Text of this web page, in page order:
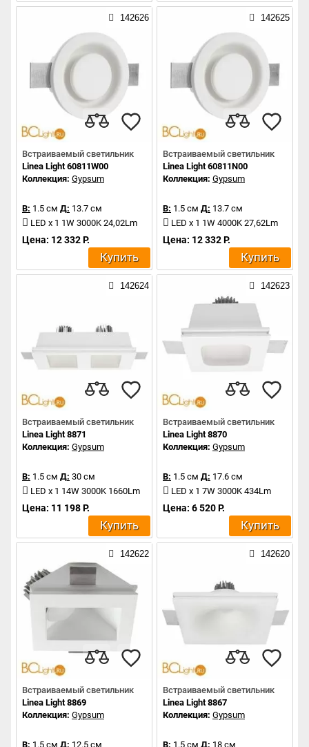
142626
Встраиваемый светильник
Linea Light 60811W00
Коллекция: Gypsum
В: 1.5 см Д: 13.7 см
LED x 1 1W 3000K 24,02Lm
Цена: 12 332 Р.
Купить
142625
Встраиваемый светильник
Linea Light 60811N00
Коллекция: Gypsum
В: 1.5 см Д: 13.7 см
LED x 1 1W 4000K 27,62Lm
Цена: 12 332 Р.
Купить
142624
Встраиваемый светильник
Linea Light 8871
Коллекция: Gypsum
В: 1.5 см Д: 30 см
LED x 1 14W 3000K 1660Lm
Цена: 11 198 Р.
Купить
142623
Встраиваемый светильник
Linea Light 8870
Коллекция: Gypsum
В: 1.5 см Д: 17.6 см
LED x 1 7W 3000K 434Lm
Цена: 6 520 Р.
Купить
142622
Встраиваемый светильник
Linea Light 8869
Коллекция: Gypsum
В: 1.5 см Д: 12.5 см
142620
Встраиваемый светильник
Linea Light 8867
Коллекция: Gypsum
В: 1.5 см Д: 18 см